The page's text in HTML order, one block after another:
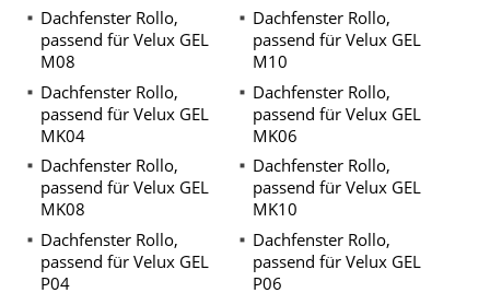
Dachfenster Rollo,
passend für Velux GEL
M08
Dachfenster Rollo,
passend für Velux GEL
M10
Dachfenster Rollo,
passend für Velux GEL
MK04
Dachfenster Rollo,
passend für Velux GEL
MK06
Dachfenster Rollo,
passend für Velux GEL
MK08
Dachfenster Rollo,
passend für Velux GEL
MK10
Dachfenster Rollo,
passend für Velux GEL
P04
Dachfenster Rollo,
passend für Velux GEL
P06